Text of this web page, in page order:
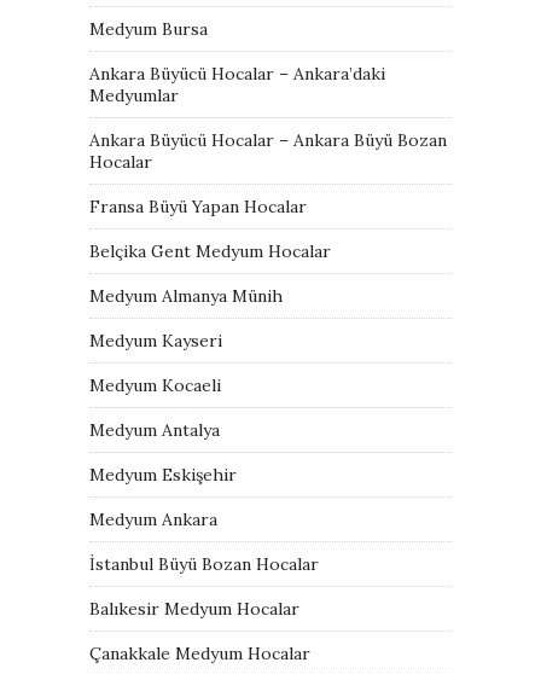
Medyum Bursa
Ankara Büyücü Hocalar – Ankara’daki
Medyumlar
Ankara Büyücü Hocalar – Ankara Büyü Bozan
Hocalar
Fransa Büyü Yapan Hocalar
Belçika Gent Medyum Hocalar
Medyum Almanya Münih
Medyum Kayseri
Medyum Kocaeli
Medyum Antalya
Medyum Eskişehir
Medyum Ankara
İstanbul Büyü Bozan Hocalar
Balıkesir Medyum Hocalar
Çanakkale Medyum Hocalar